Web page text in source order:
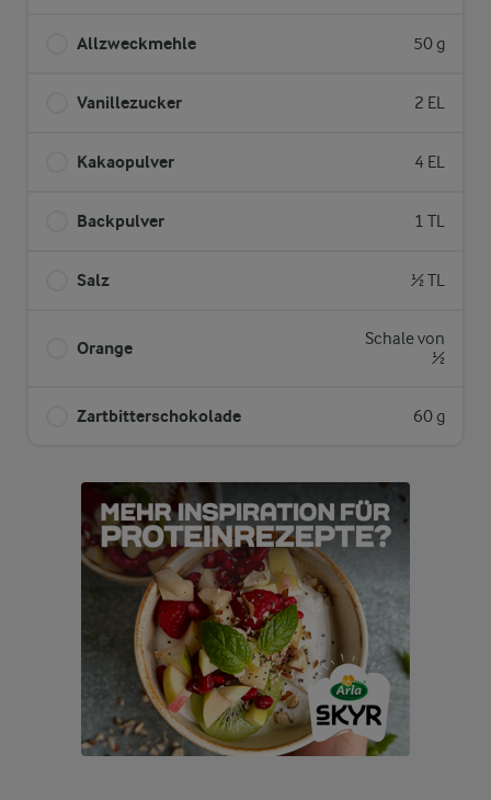
Allzweckmehle 50 g
Vanillezucker 2 EL
Kakaopulver 4 EL
Backpulver 1 TL
Salz ½ TL
Orange
Schale von
½
Zartbitterschokolade 60 g